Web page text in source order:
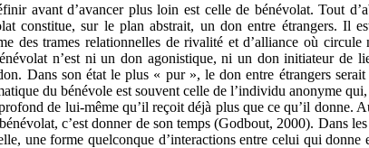
avant d’avancer plus loin est celle de bénévolat. Tout
constitue, sur le plan abstrait, un don entre étrangers. Il
des trames relationnelles de rivalité et d’alliance où circule
n’est ni un don agonistique, ni un don initiateur de
Dans son état le plus « pur », le don entre étrangers
du bénévole est souvent celle de l’individu anonyme
de lui-même qu’il reçoit déjà plus que ce qu’il donne.
c’est donner de son temps (Godbout, 2000). Dans
une forme quelconque d’interactions entre celui qui donne